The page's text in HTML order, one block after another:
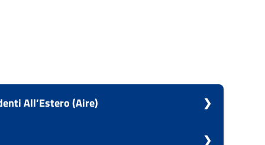
All’Estero (Aire)